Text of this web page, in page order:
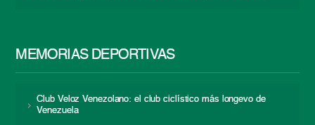
MEMORIAS DEPORTIVAS
Club Veloz Venezolano: el club ciclístico más longevo de
Venezuela